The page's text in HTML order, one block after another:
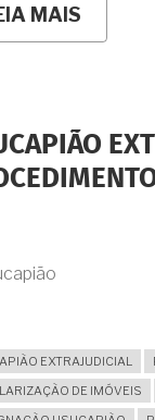
MAIS
SAIBA
COMO
EXTRAJUDICIAL
DE IMÓVEIS